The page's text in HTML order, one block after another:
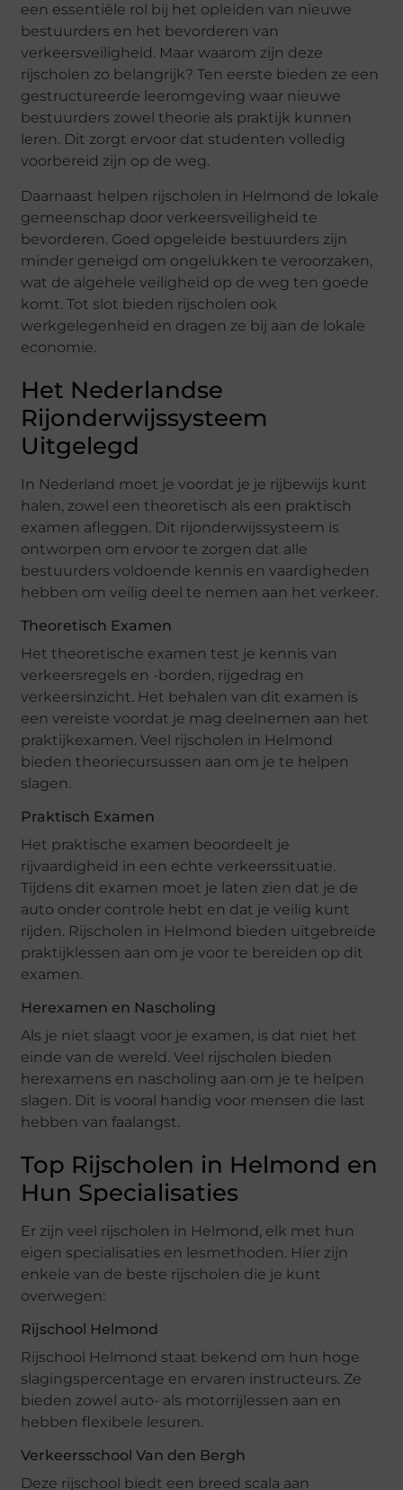
een essentiële rol bij het opleiden van nieuwe
bestuurders en het bevorderen van
verkeersveiligheid. Maar waarom zijn deze
rijscholen zo belangrijk? Ten eerste bieden ze een
gestructureerde leeromgeving waar nieuwe
bestuurders zowel theorie als praktijk kunnen
leren. Dit zorgt ervoor dat studenten volledig
voorbereid zijn op de weg.
Daarnaast helpen rijscholen in Helmond de lokale
gemeenschap door verkeersveiligheid te
bevorderen. Goed opgeleide bestuurders zijn
minder geneigd om ongelukken te veroorzaken,
wat de algehele veiligheid op de weg ten goede
komt. Tot slot bieden rijscholen ook
werkgelegenheid en dragen ze bij aan de lokale
economie.
Het Nederlandse
Rijonderwijssysteem
Uitgelegd
In Nederland moet je voordat je je rijbewijs kunt
halen, zowel een theoretisch als een praktisch
examen afleggen. Dit rijonderwijssysteem is
ontworpen om ervoor te zorgen dat alle
bestuurders voldoende kennis en vaardigheden
hebben om veilig deel te nemen aan het verkeer.
Theoretisch Examen
Het theoretische examen test je kennis van
verkeersregels en -borden, rijgedrag en
verkeersinzicht. Het behalen van dit examen is
een vereiste voordat je mag deelnemen aan het
praktijkexamen. Veel rijscholen in Helmond
bieden theoriecursussen aan om je te helpen
slagen.
Praktisch Examen
Het praktische examen beoordeelt je
rijvaardigheid in een echte verkeerssituatie.
Tijdens dit examen moet je laten zien dat je de
auto onder controle hebt en dat je veilig kunt
rijden. Rijscholen in Helmond bieden uitgebreide
praktijklessen aan om je voor te bereiden op dit
examen.
Herexamen en Nascholing
Als je niet slaagt voor je examen, is dat niet het
einde van de wereld. Veel rijscholen bieden
herexamens en nascholing aan om je te helpen
slagen. Dit is vooral handig voor mensen die last
hebben van faalangst.
Top Rijscholen in Helmond en
Hun Specialisaties
Er zijn veel rijscholen in Helmond, elk met hun
eigen specialisaties en lesmethoden. Hier zijn
enkele van de beste rijscholen die je kunt
overwegen:
Rijschool Helmond
Rijschool Helmond staat bekend om hun hoge
slagingspercentage en ervaren instructeurs. Ze
bieden zowel auto- als motorrijlessen aan en
hebben flexibele lesuren.
Verkeersschool Van den Bergh
Deze rijschool biedt een breed scala aan